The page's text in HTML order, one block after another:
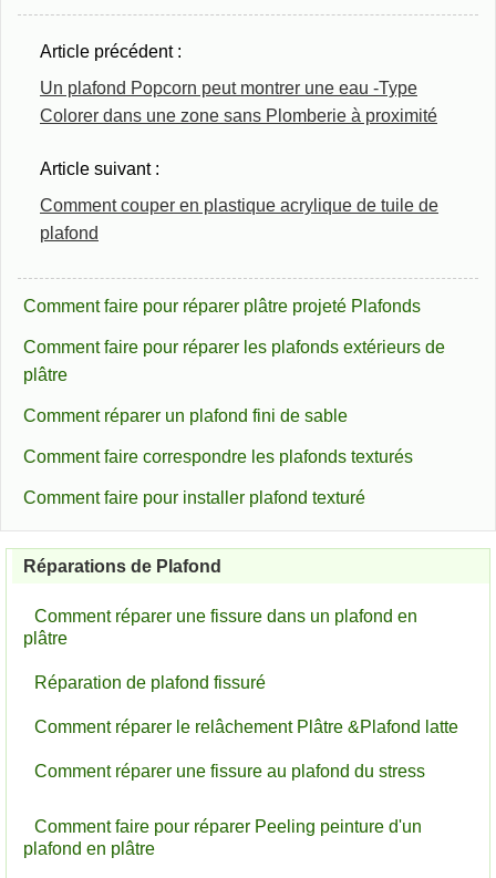
Article précédent :
Un plafond Popcorn peut montrer une eau -Type
Colorer dans une zone sans Plomberie à proximité
Article suivant :
Comment couper en plastique acrylique de tuile de
plafond
Comment faire pour réparer plâtre projeté Plafonds
Comment faire pour réparer les plafonds extérieurs de
plâtre
Comment réparer un plafond fini de sable
Comment faire correspondre les plafonds texturés
Comment faire pour installer plafond texturé
Réparations de Plafond
Comment réparer une fissure dans un plafond en
plâtre
Réparation de plafond fissuré
Comment réparer le relâchement Plâtre &Plafond latte
Comment réparer une fissure au plafond du stress
Comment faire pour réparer Peeling peinture d'un
plafond en plâtre